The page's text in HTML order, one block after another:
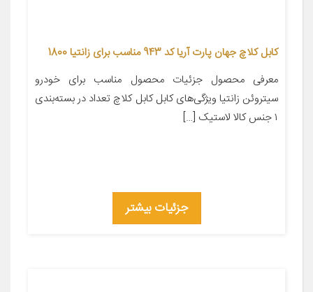
کابل کلاچ جهان پارت آریا کد 943 مناسب برای زانتیا 1800
معرفی محصول جزئیات محصول مناسب برای خودرو
سیتروئن زانتیا ویژگی‌های کابل کابل کلاچ تعداد در بسته‌بندی
۱ جنس کالا لاستیک […]
جزئیات بیشتر